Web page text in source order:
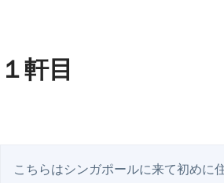
１軒目
こちらはシンガポールに来て初めに